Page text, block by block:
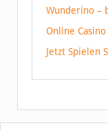
Wunderino –
Online
Jetzt Spielen